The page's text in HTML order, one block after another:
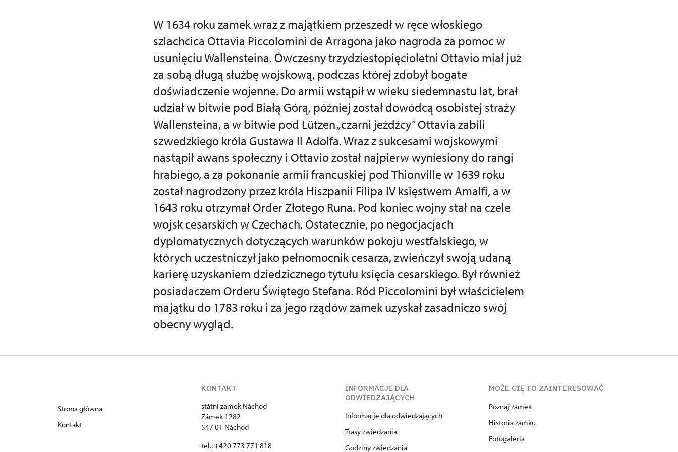
W 1634 roku zamek wraz z majątkiem przeszedł w ręce włoskiego
szlachcica Ottavia Piccolomini de Arragona jako nagroda za pomoc w
usunięciu Wallensteina. Ówczesny trzydziestopięcioletni Ottavio miał już
za sobą długą służbę wojskową, podczas której zdobył bogate
doświadczenie wojenne. Do armii wstąpił w wieku siedemnastu lat, brał
udział w bitwie pod Białą Górą, później został dowódcą osobistej straży
Wallensteina, a w bitwie pod Lützen „czarni jeźdźcy” Ottavia zabili
szwedzkiego króla Gustawa II Adolfa. Wraz z sukcesami wojskowymi
nastąpił awans społeczny i Ottavio został najpierw wyniesiony do rangi
hrabiego, a za pokonanie armii francuskiej pod Thionville w 1639 roku
został nagrodzony przez króla Hiszpanii Filipa IV księstwem Amalfi, a w
1643 roku otrzymał Order Złotego Runa. Pod koniec wojny stał na czele
wojsk cesarskich w Czechach. Ostatecznie, po negocjacjach
dyplomatycznych dotyczących warunków pokoju westfalskiego, w
których uczestniczył jako pełnomocnik cesarza, zwieńczył swoją udaną
karierę uzyskaniem dziedzicznego tytułu księcia cesarskiego. Był również
posiadaczem Orderu Świętego Stefana. Ród Piccolomini był właścicielem
majątku do 1783 roku i za jego rządów zamek uzyskał zasadniczo swój
obecny wygląd.
Strona główna
Kontakt
KONTAKT
státní zámek Náchod
Zámek 1282
547 01 Náchod
tel.: +420 773 771 818
INFORMACJE DLA
ODWIEDZAJĄCYCH
Informacje dla odwiedzających
Trasy zwiedzania
Godziny zwiedzania
MOŻE CIĘ TO ZAINTERESOWAĆ
Poznaj zamek
Historia zamku
Fotogaleria